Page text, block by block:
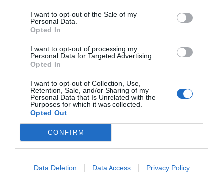
I want to opt-out of the Sale of my
Personal Data.
Opted In
I want to opt-out of processing my
Personal Data for Targeted Advertising.
Opted In
I want to opt-out of Collection, Use,
Retention, Sale, and/or Sharing of my
Personal Data that Is Unrelated with the
Purposes for which it was collected.
Opted Out
CONFIRM
Data Deletion Data Access Privacy Policy
Kategorie
opracowania
Tagi
Król Edyp
Obrona Edypa
William Szekspir – biografia
Dodaj komentarz
Komentarz